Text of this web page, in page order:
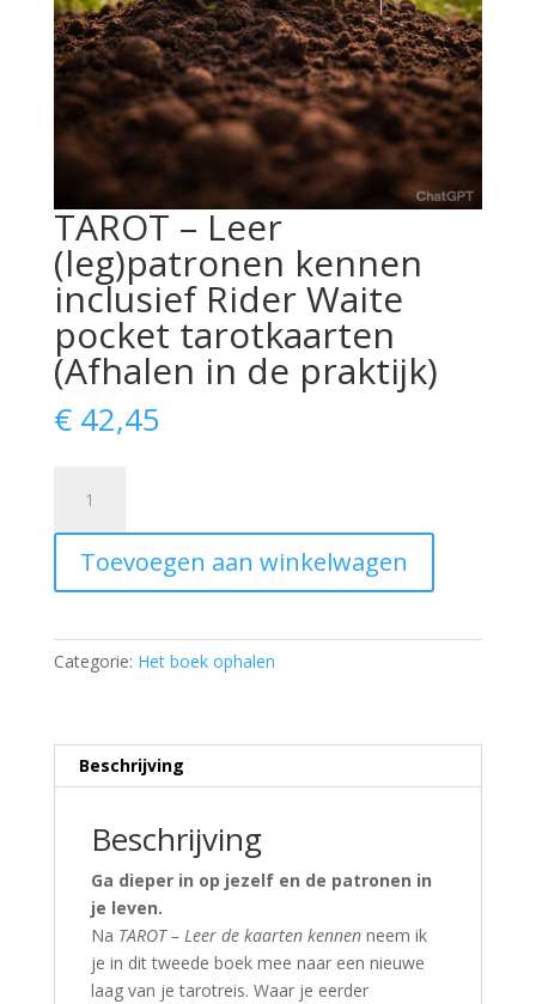
TAROT – Leer
(leg)patronen kennen
inclusief Rider Waite
pocket tarotkaarten
(Afhalen in de praktijk)
€42,45
Leer
(leg)patronen
kennen
Rider
Waite
in
praktijk)
Toevoegen aan winkelwagen
Categorie: Het boek ophalen
Beschrijving
Beschrijving
Ga dieper in op jezelf en de patronen in
je leven.
Na TAROT – Leer de kaarten kennenneem ik
je in dit tweede boek mee naar een nieuwe
laag van je tarotreis. Waar je eerder